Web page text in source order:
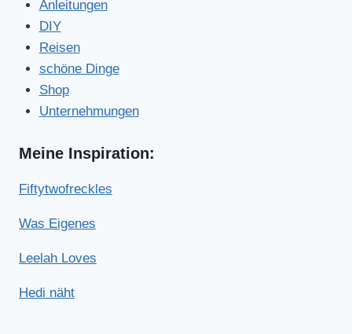
Anleitungen
DIY
Reisen
schöne Dinge
Shop
Unternehmungen
Meine Inspiration:
Fiftytwofreckles
Was Eigenes
Leelah Loves
Hedi näht